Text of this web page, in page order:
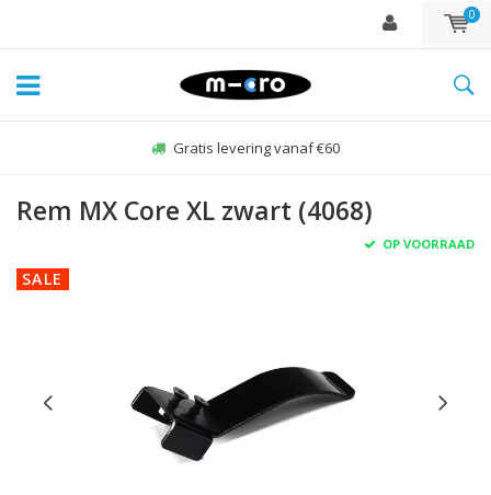
0
Gratis levering vanaf €60
Rem MX Core XL zwart (4068)
OP VOORRAAD
SALE